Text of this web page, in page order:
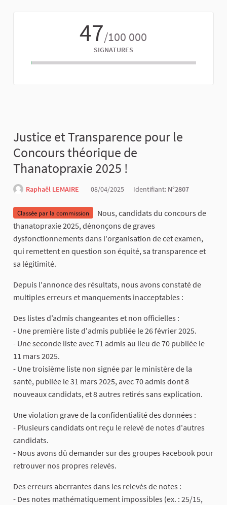
47/100 000
SIGNATURES
Justice et Transparence pour le
Concours théorique de
Thanatopraxie 2025 !
Raphaël LEMAIRE 08/04/2025 Identifiant: N°2807
Classée par la commission
Nous, candidats du concours de
thanatopraxie 2025, dénonçons de graves
dysfonctionnements dans l'organisation de cet examen,
qui remettent en question son équité, sa transparence et
sa légitimité.
Depuis l'annonce des résultats, nous avons constaté de
multiples erreurs et manquements inacceptables :
Des listes d’admis changeantes et non officielles :
- Une première liste d'admis publiée le 26 février 2025.
- Une seconde liste avec 71 admis au lieu de 70 publiée le
11 mars 2025.
- Une troisième liste non signée par le ministère de la
santé, publiée le 31 mars 2025, avec 70 admis dont 8
nouveaux candidats, et 8 autres retirés sans explication.
Une violation grave de la confidentialité des données :
- Plusieurs candidats ont reçu le relevé de notes d'autres
candidats.
- Nous avons dû demander sur des groupes Facebook pour
retrouver nos propres relevés.
Des erreurs aberrantes dans les relevés de notes :
- Des notes mathématiquement impossibles (ex. : 25/15,